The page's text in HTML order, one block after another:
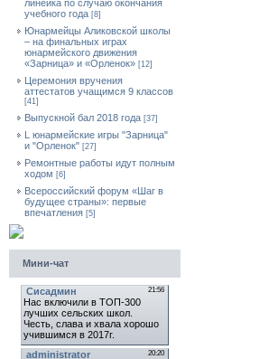
линейка по случаю окончания
учебного года [8]
Юнармейцы Аликовской школы
– на финальных играх
юнармейского движения
«Зарница» и «Орленок» [12]
Церемония вручения
аттестатов учащимся 9 классов
[41]
Выпускной бал 2018 года [37]
L юнармейские игры "Зарница"
и "Орленок" [27]
Ремонтные работы идут полным
ходом [6]
Всероссийский форум «Шаг в
будущее страны»: первые
впечатления [5]
Мини-чат